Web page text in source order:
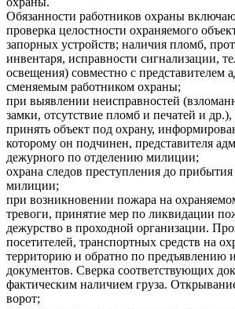
Обязанности работников охраны
проверка целостности охраняемого
запорных устройств; наличия пломб,
инвентаря, исправности сигнализации,
освещения) совместно с представителем
сменяемым работником охраны;
при выявлении неисправностей
замки, отсутствие пломб и печатей и
принять объект под охрану,
которому он подчинен, представителя
дежурного по отделению милиции;
охрана следов преступления до прибытия
милиции;
при возникновении пожара на
тревоги, принятие мер по ликвидации
дежурство в проходной организации.
посетителей, транспортных средств на
территорию и обратно по предъявлению
документов. Сверка соответствующих
фактическим наличием груза.
ворот;